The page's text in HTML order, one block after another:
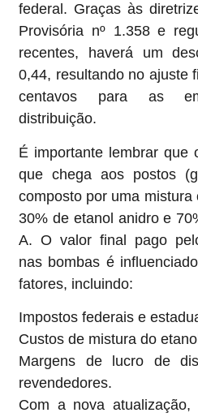
federal. Graças às
Provisória nº 1.358 e
recentes, haverá um
0,44, resultando no ajuste
centavos para as
distribuição.
É importante lembrar que
que chega aos postos
composto por uma mistura
30% de etanol anidro e
A. O valor final pago
nas bombas é
fatores, incluindo:
Impostos federais e
Custos de mistura do
Margens de lucro de
revendedores.
Com a nova